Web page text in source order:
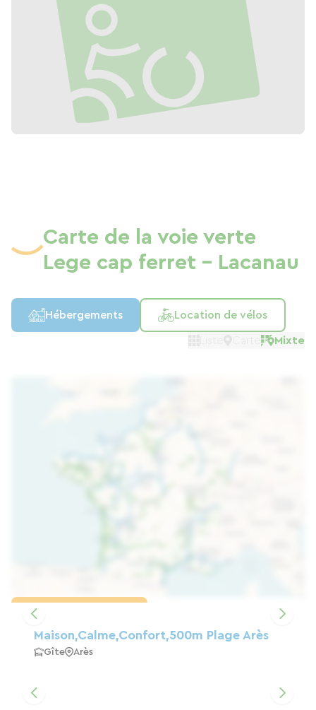
Carte de la voie verte
Lege cap ferret - Lacanau
Hébergements Location de vélos
Mixte
Maison,calme,confort,500m Plage Arès
Gîte Arès
Charger la carte